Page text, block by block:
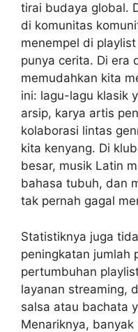
tirai budaya global.
di komunitas
menempel di
punya cerita. Di era
memudahkan kita
ini: lagu-lagu klasik
arsip, karya artis
kolaborasi lintas
kita kenyang. Di
besar, musik Latin
bahasa tubuh, dan
tak pernah gagal
Statistiknya juga
peningkatan jumlah
pertumbuhan
layanan streaming,
salsa atau bachata
Menariknya,